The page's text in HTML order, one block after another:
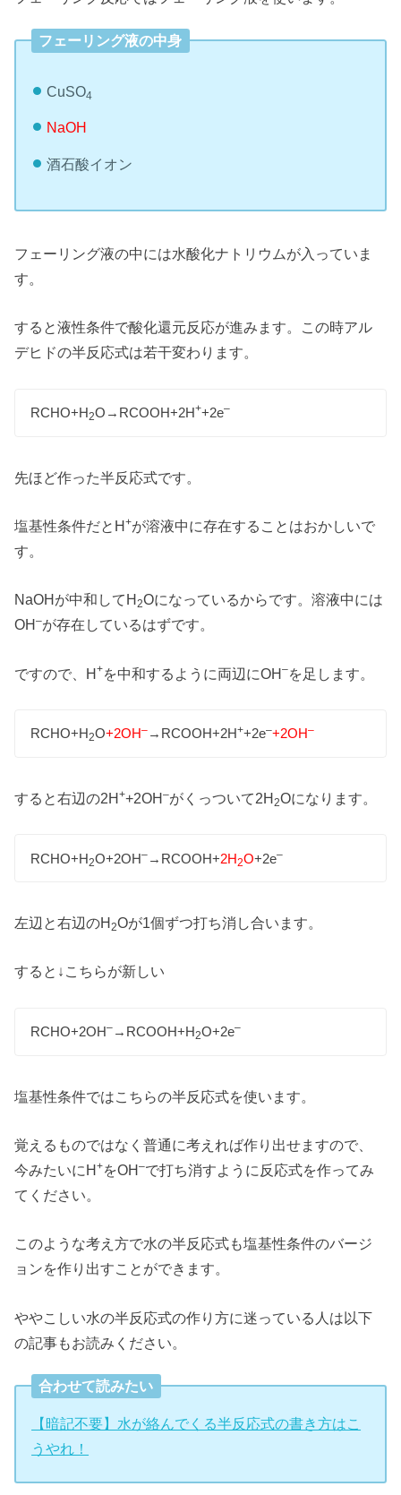
フェーリング液の中身
CuSO4
NaOH
酒石酸イオン
フェーリング液の中には水酸化ナトリウムが入っていま
す。
すると液性条件で酸化還元反応が進みます。この時アル
デヒドの半反応式は若干変わります。
RCHO+H2O→RCOOH+2H++2e–
先ほど作った半反応式です。
塩基性条件だとH+が溶液中に存在することはおかしいで
す。
NaOHが中和してH2Oになっているからです。溶液中には
OH–が存在しているはずです。
ですので、H+を中和するように両辺にOH–を足します。
RCHO+H2O+2OH– →RCOOH+2H++2e–+2OH–
すると右辺の2H++2OH–がくっついて2H2Oになります。
RCHO+H2O+2OH– →RCOOH+2H2O+2e–
左辺と右辺のH2Oが1個ずつ打ち消し合います。
すると↓こちらが新しい
RCHO+2OH– →RCOOH+H2O+2e–
塩基性条件ではこちらの半反応式を使います。
覚えるものではなく普通に考えれば作り出せますので、
今みたいにH+をOH–で打ち消すように反応式を作ってみ
てください。
このような考え方で水の半反応式も塩基性条件のバージ
ョンを作り出すことができます。
ややこしい水の半反応式の作り方に迷っている人は以下
の記事もお読みください。
合わせて読みたい
【暗記不要】水が絡んでくる半反応式の書き方はこ
うやれ！